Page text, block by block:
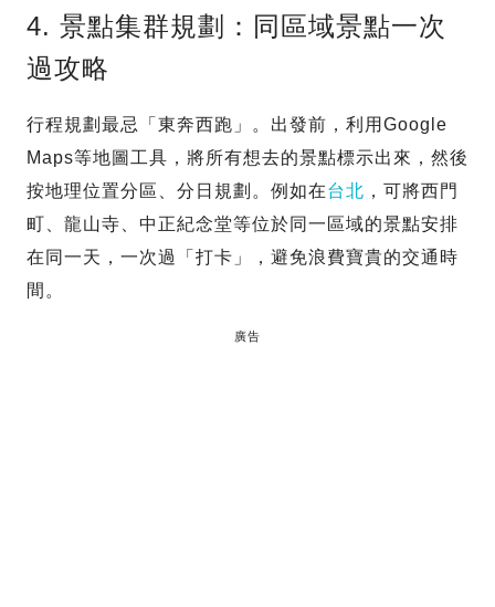
4. 景點集群規劃：同區域景點一次
過攻略
行程規劃最忌「東奔西跑」。出發前，利用Google
Maps等地圖工具，將所有想去的景點標示出來，然後
按地理位置分區、分日規劃。例如在台北 ，可將西門
町、龍山寺、中正紀念堂等位於同一區域的景點安排
在同一天，一次過「打卡」，避免浪費寶貴的交通時
間。
廣告